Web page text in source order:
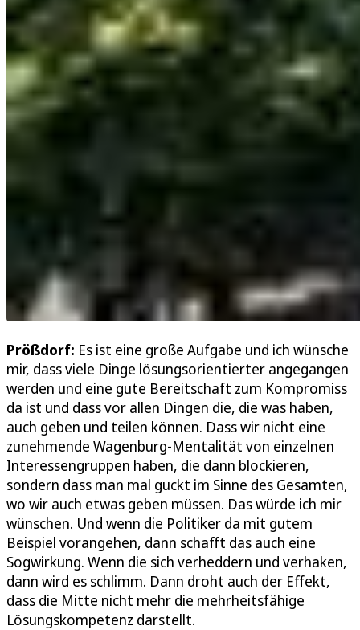
Prößdorf: Es ist eine große Aufgabe und ich wünsche
mir, dass viele Dinge lösungsorientierter angegangen
werden und eine gute Bereitschaft zum Kompromiss
da ist und dass vor allen Dingen die, die was haben,
auch geben und teilen können. Dass wir nicht eine
zunehmende Wagenburg-Mentalität von einzelnen
Interessengruppen haben, die dann blockieren,
sondern dass man mal guckt im Sinne des Gesamten,
wo wir auch etwas geben müssen. Das würde ich mir
wünschen. Und wenn die Politiker da mit gutem
Beispiel vorangehen, dann schafft das auch eine
Sogwirkung. Wenn die sich verheddern und verhaken,
dann wird es schlimm. Dann droht auch der Effekt,
dass die Mitte nicht mehr die mehrheitsfähige
Lösungskompetenz darstellt.